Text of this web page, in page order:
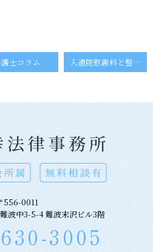
士コラム 入通院慰謝料と整骨院
556-0011
波中3-5-4 難波末沢ビル3階
3005